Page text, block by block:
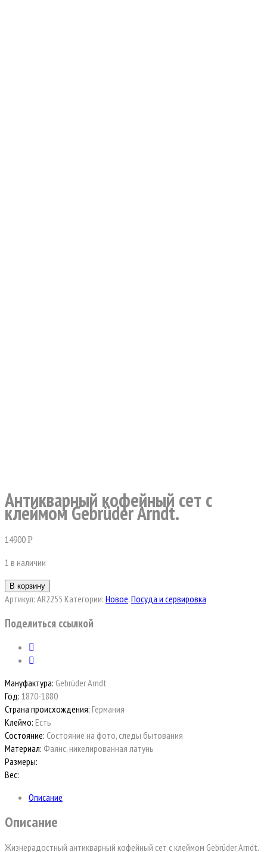
Антикварный кофейный сет с
клеймом Gebrüder Arndt.
14900Р
1 в наличии
В корзину
Артикул: AR2255 Категории: Новое,Посуда и сервировка
Поделиться ссылкой
Мануфактура: Gebrüder Arndt
Год: 1870-1880
Страна происхождения: Германия
Клеймо: Есть
Состояние: Состояние на фото, следы бытования
Материал: Фаянс, никелированная латунь
Размеры:
Вес:
Описание
Описание
Жизнерадостный антикварный кофейный сет с клеймом Gebrüder Arndt.